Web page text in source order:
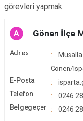
görevleri yapmak.
A Gönen İlçe
Adres
Gönen/
E-Posta
Telefon
0246
Belgegeçer
0246